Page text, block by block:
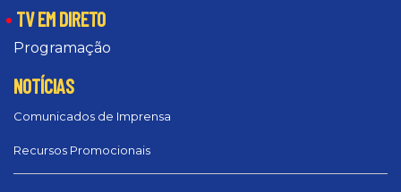
TV EM DIRETO
Programação
NOTÍCIAS
Comunicados de Imprensa
Recursos Promocionais